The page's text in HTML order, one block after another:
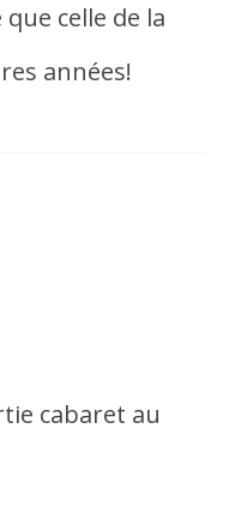
celle de la
années!
cabaret au